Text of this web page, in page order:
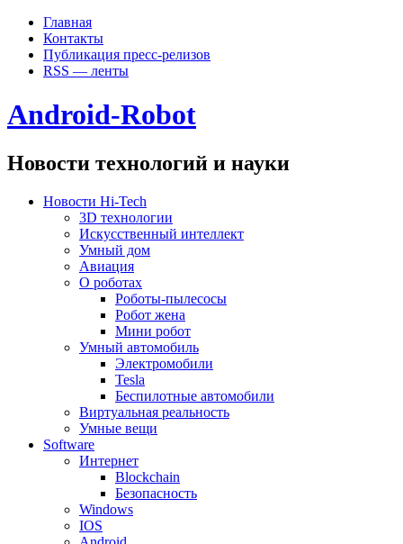
Главная
Контакты
Публикация пресс-релизов
RSS — ленты
Android-Robot
Новости технологий и науки
Новости Hi-Tech
3D технологии
Искусственный интеллект
Умный дом
Авиация
О роботах
Роботы-пылесосы
Робот жена
Мини робот
Умный автомобиль
Электромобили
Tesla
Беспилотные автомобили
Виртуальная реальность
Умные вещи
Software
Интернет
Blockchain
Безопасность
Windows
IOS